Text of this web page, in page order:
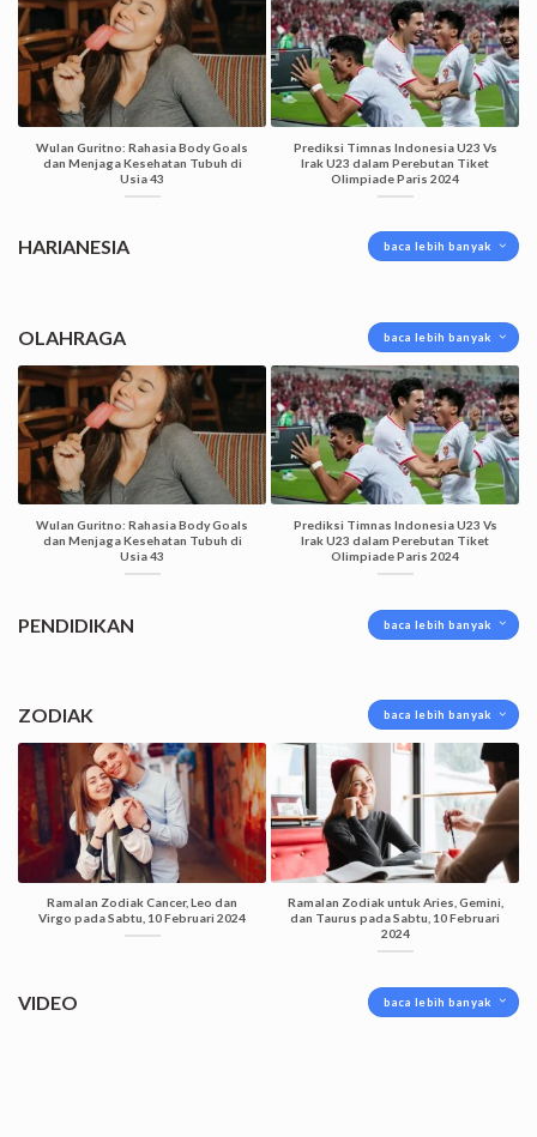
Wulan Guritno: Rahasia Body Goals
dan Menjaga Kesehatan Tubuh di
Usia 43
Prediksi Timnas Indonesia U23 Vs
Irak U23 dalam Perebutan Tiket
Olimpiade Paris 2024
HARIANESIA baca lebih banyak
OLAHRAGA baca lebih banyak
Wulan Guritno: Rahasia Body Goals
dan Menjaga Kesehatan Tubuh di
Usia 43
Prediksi Timnas Indonesia U23 Vs
Irak U23 dalam Perebutan Tiket
Olimpiade Paris 2024
PENDIDIKAN baca lebih banyak
ZODIAK baca lebih banyak
Ramalan Zodiak Cancer, Leo dan
Virgo pada Sabtu, 10 Februari 2024
Ramalan Zodiak untuk Aries, Gemini,
dan Taurus pada Sabtu, 10 Februari
2024
VIDEO baca lebih banyak